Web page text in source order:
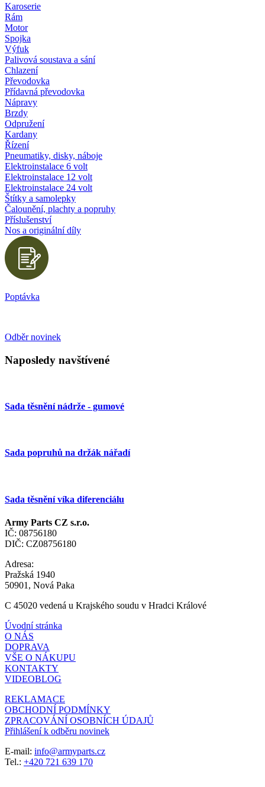
Karoserie
Rám
Motor
Spojka
Výfuk
Palivová soustava a sání
Chlazení
Převodovka
Přídavná převodovka
Nápravy
Brzdy
Odpružení
Kardany
Řízení
Pneumatiky, disky, náboje
Elektroinstalace 6 volt
Elektroinstalace 12 volt
Elektroinstalace 24 volt
Štítky a samolepky
Čalounění, plachty a popruhy
Příslušenství
Nos a originální díly
Poptávka
Odběr novinek
Naposledy navštívené
Sada těsnění nádrže - gumové
Sada popruhů na držák nářadí
Sada těsnění víka diferenciálu
Army Parts CZ s.r.o.
IČ: 08756180
DIČ: CZ08756180
Adresa:
Pražská 1940
50901, Nová Paka
C 45020 vedená u Krajského soudu v Hradci Králové
Úvodní stránka
O NÁS
DOPRAVA
VŠE O NÁKUPU
KONTAKTY
VIDEOBLOG
REKLAMACE
OBCHODNÍ PODMÍNKY
ZPRACOVÁNÍ OSOBNÍCH ÚDAJŮ
Přihlášení k odběru novinek
E-mail: info@armyparts.cz
Tel.: +420 721 639 170